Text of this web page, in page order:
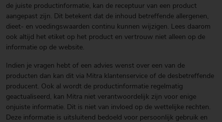
de juiste productinformatie, kan de receptuur van een product
aangepast zijn. Dit betekent dat de inhoud betreffende allergenen,
dieet- en voedingswaarden continu kunnen wijzigen. Lees daarom
ook altijd het etiket op het product en vertrouw niet alleen op de
informatie op de website.
Indien je vragen hebt of een advies wenst over een van de
producten dan kan dit via Mitra klantenservice of de desbetreffende
producent. Ook al wordt de productinformatie regelmatig
geactualiseerd, kan Mitra niet verantwoordelijk zijn voor enige
onjuiste informatie. Dit is niet van invloed op de wettelijke rechten.
Deze informatie is uitsluitend bedoeld voor persoonlijk gebruik en